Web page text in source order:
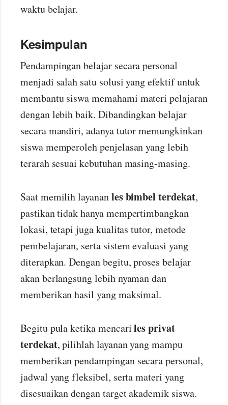
waktu belajar.
Kesimpulan
Pendampingan belajar secara personal
menjadi salah satu solusi yang efektif untuk
membantu siswa memahami materi pelajaran
dengan lebih baik. Dibandingkan belajar
secara mandiri, adanya tutor memungkinkan
siswa memperoleh penjelasan yang lebih
terarah sesuai kebutuhan masing-masing.
Saat memilih layananles bimbel terdekat,
pastikan tidak hanya mempertimbangkan
lokasi, tetapi juga kualitas tutor, metode
pembelajaran, serta sistem evaluasi yang
diterapkan. Dengan begitu, proses belajar
akan berlangsung lebih nyaman dan
memberikan hasil yang maksimal.
Begitu pula ketika mencariles privat
terdekat, pilihlah layanan yang mampu
memberikan pendampingan secara personal,
jadwal yang fleksibel, serta materi yang
disesuaikan dengan target akademik siswa.